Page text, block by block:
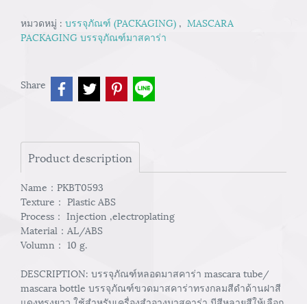
หมวดหมู่ : บรรจุภัณฑ์ (PACKAGING) , MASCARA
PACKAGING บรรจุภัณฑ์มาสคาร่า
Share
Product description
Name：PKBT0593
Texture： Plastic ABS
Process： Injection ,electroplating
Material：AL/ABS
Volumn： 10 g.
DESCRIPTION: บรรจุภัณฑ์หลอดมาสคาร่า mascara tube/
mascara bottle บรรจุภัณฑ์ขวดมาสคาร่าทรงกลมสีดำด้านฝาสี